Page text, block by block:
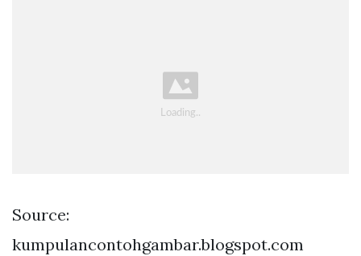
Source:
kumpulancontohgambar.blogspot.com